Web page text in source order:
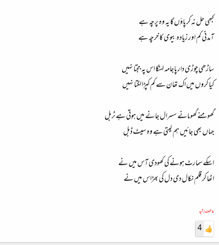
کبھی حل نہ کر پاؤں گا یہ وہ پرچہ ہے
آمدنی کم اور زیادہ بیوی کا خرچہ ہے
ساڑھی چوڑی دار پاجامہ لہنگا اس پہ ججتا نہیں
کیا کروں میں اک تھان سے کم کپڑا لگتا نہیں
گھومنے گھومانے سسرال جانے میں ہوتی ہے ٹربل
جہاں بھی جائیں ہم لیتی ہے وہ سیٹ ڈبل
اسکے سمارٹ ہونے کی کھودی آس میں نے
اٹھا کر قلم نکال دی دل کی بھڑاس میں نے
عاطف رشید
4